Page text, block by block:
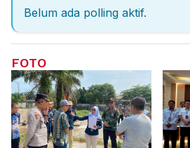
Belum ada polling aktif.
FOTO